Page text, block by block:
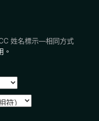
姓名標示—相同方式
。